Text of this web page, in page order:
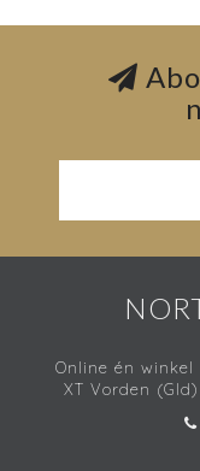
Online én winkel
XT Vorden (Gld)